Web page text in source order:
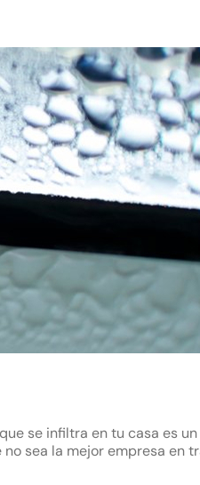
se infiltra en tu casa es
sea la mejor empresa en